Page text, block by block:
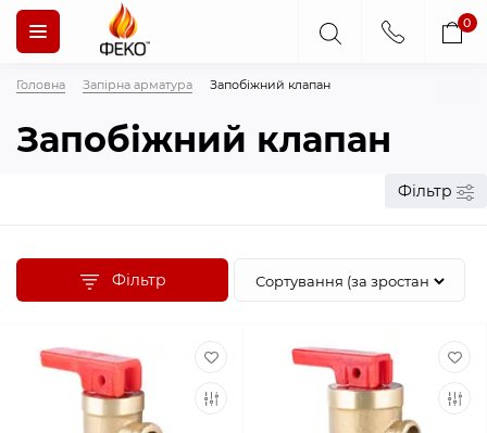
0
Головна Запірна арматура Запобіжний клапан
Запобіжний клапан
Фільтр
Фільтр